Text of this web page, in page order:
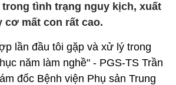
tình trạng nguy kịch, xuất
cơ mất con rất cao.
lần đầu tôi gặp và xử lý trong
năm làm nghề" - PGS-TS Trần
đốc Bệnh viện Phụ sản Trung